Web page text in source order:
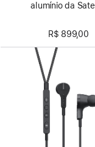
alumínio da
R$ 899,00